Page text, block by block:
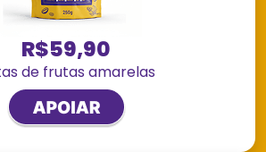
R$59,90
de frutas amarelas